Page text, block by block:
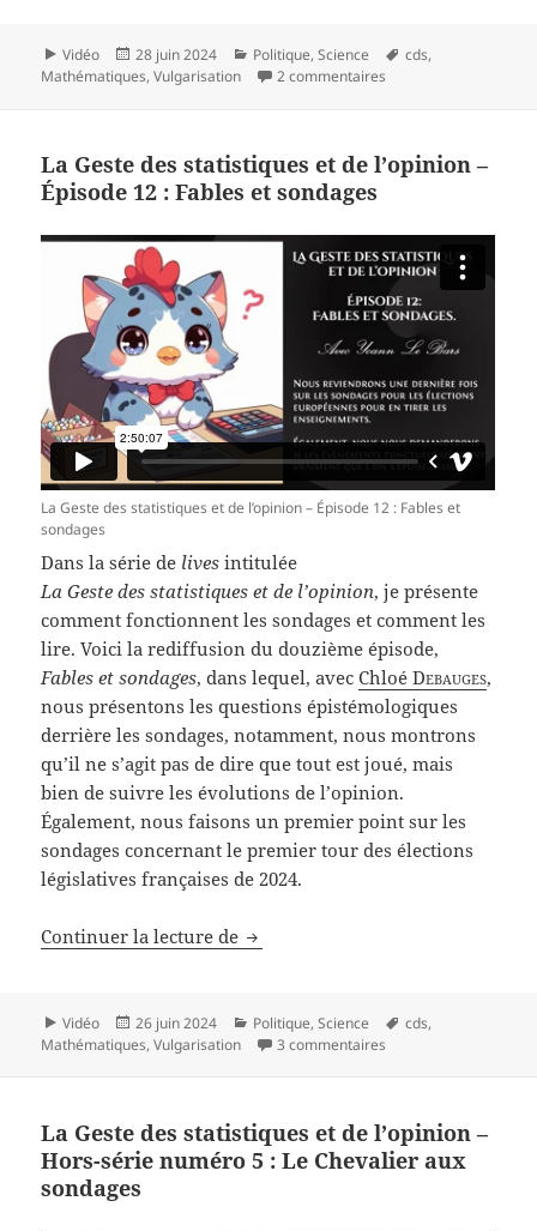
Format
Vidéo
Publié
le
28 juin 2024 Catégories
Politique,Science
Mots-
cds,
Mathématiques,Vulgarisation 2 commentaires
La Geste des statistiques et de l’opinion –
Épisode 12 : Fables et sondages
La Geste des statistiques et de l’opinion – Épisode 12 : Fables et
sondages
Dans la série de lives intitulée
La Geste des statistiques et de l’opinion, je présente
comment fonctionnent les sondages et comment les
lire. Voici la rediffusion du douzième épisode,
Fables et sondages, dans lequel, avecChloéDebauges,
nous présentons les questions épistémologiques
derrière les sondages, notamment, nous montrons
qu’il ne s’agit pas de dire que tout est joué, mais
bien de suivre les évolutions de l’opinion.
Également, nous faisons un premier point sur les
sondages concernant le premier tour des élections
législatives françaises de 2024.
Continuer la lecture de La Geste des statistiques et de
Format
Vidéo
Publié
le
26 juin 2024 Catégories
Politique,Science
Mots-
cds,
Mathématiques,Vulgarisation 3 commentaires
La Geste des statistiques et de l’opinion –
Hors-série numéro 5 : Le Chevalier aux
sondages